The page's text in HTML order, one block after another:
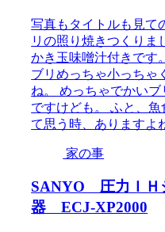
写真もタイトルも見て
リの照り焼きつくりま
かき玉味噌汁付きです
ブリめっちゃ小っちゃ
ね。 めっちゃでかいブ
ですけども。 ふと、魚
て思う時、ありますよ
家の事
SANYO 圧力ＩＨ
器 ECJ-XP2000